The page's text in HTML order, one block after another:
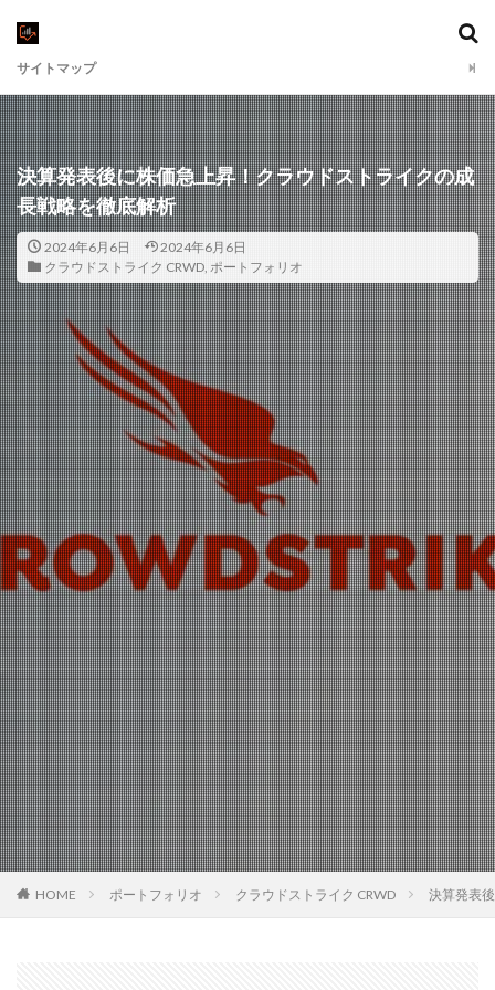
サイトマップ
決算発表後に株価急上昇！クラウドストライクの成
長戦略を徹底解析
2024年6月6日
2024年6月6日
クラウドストライク CRWD, ポートフォリオ
HOME ポートフォリオ クラウドストライク CRWD 決算発表